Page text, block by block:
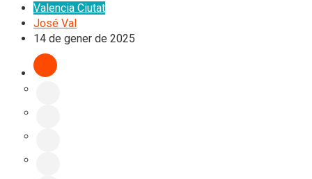
Valencia Ciutat
José Val
14 de gener de 2025